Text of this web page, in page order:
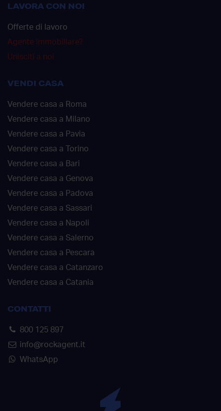
LAVORA CON NOI
Offerte di lavoro
Agente immobiliare?
Unisciti a noi
VENDI CASA
Vendere casa a Roma
Vendere casa a Milano
Vendere casa a Pavia
Vendere casa a Torino
Vendere casa a Bari
Vendere casa a Genova
Vendere casa a Padova
Vendere casa a Sassari
Vendere casa a Napoli
Vendere casa a Salerno
Vendere casa a Pescara
Vendere casa a Catanzaro
Vendere casa a Catania
CONTATTI
800 125 897
info@rockagent.it
WhatsApp